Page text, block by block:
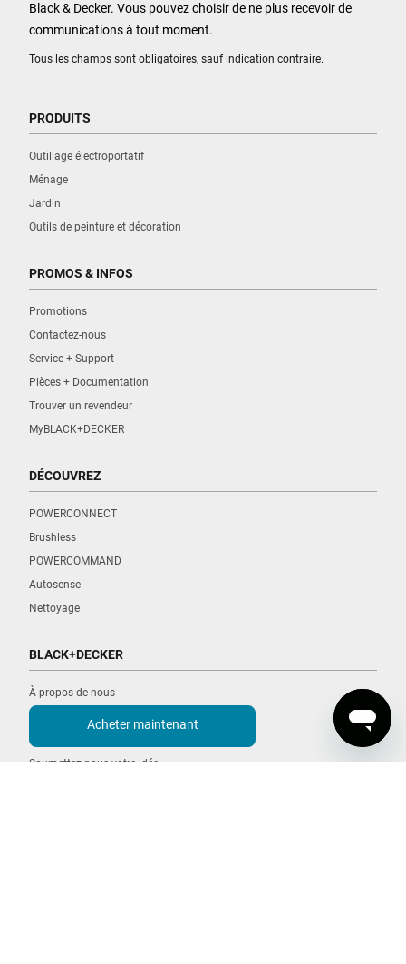
Acheter maintenant
Tous les champs sont obligatoires, sauf indication contraire.
Black & Decker. Vous pouvez choisir de ne plus recevoir de
communications à tout moment.
PRODUITS
Outillage électroportatif
Ménage
Jardin
Outils de peinture et décoration
PROMOS & INFOS
Promotions
Contactez-nous
Service + Support
Pièces + Documentation
Trouver un revendeur
MyBLACK+DECKER
DÉCOUVREZ
POWERCONNECT
Brushless
POWERCOMMAND
Autosense
Nettoyage
BLACK+DECKER
À propos de nous
Idées + Inspirations
Carrières
Soumettez-nous votre idée